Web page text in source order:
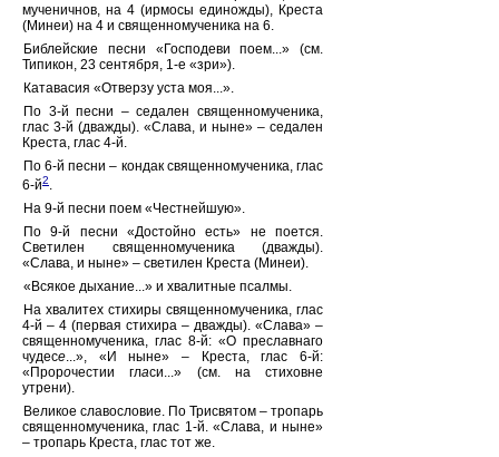
мученичнов, на 4 (ирмосы единожды), Креста
(Минеи) на 4 и священномученика на 6.
Библейские песни «Господеви поем...» (см.
Типикон, 23 сентября, 1-е «зри»).
Катавасия «Отверзу уста моя...».
По 3-й песни – седален священномученика,
глас 3-й (дважды). «Слава, и ныне» – седален
Креста, глас 4-й.
По 6-й песни – кондак священномученика, глас
6-й2.
На 9-й песни поем «Честнейшую».
По 9-й песни «Достойно есть» не поется.
Светилен священномученика (дважды).
«Слава, и ныне» – светилен Креста (Минеи).
«Всякое дыхание...» и хвалитные псалмы.
На хвалитех стихиры священномученика, глас
4-й – 4 (первая стихира – дважды). «Слава» –
священномученика, глас 8-й: «О преславнаго
чудесе...», «И ныне» – Креста, глас 6-й:
«Пророчестии гласи...» (см. на стиховне
утрени).
Великое славословие. По Трисвятом – тропарь
священномученика, глас 1-й. «Слава, и ныне»
– тропарь Креста, глас тот же.